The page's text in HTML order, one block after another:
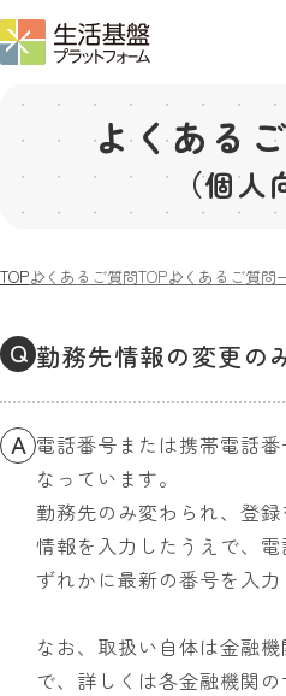
よくある
（個人
TOPよくあるご質問TOPよくあるご質問
Q 勤務先情報の変更の
A 電話番号または携帯電話
なっています。
勤務先のみ変わられ、登
情報を入力したうえで、
ずれかに最新の番号を入力
なお、取扱い自体は金融
で、詳しくは各金融機関